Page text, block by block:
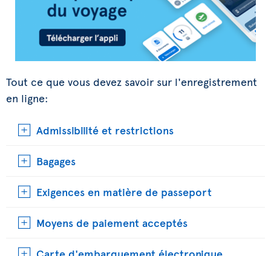
Tout ce que vous devez savoir sur l'enregistrement
en ligne:
Admissibilité et restrictions
Bagages
Exigences en matière de passeport
Moyens de paiement acceptés